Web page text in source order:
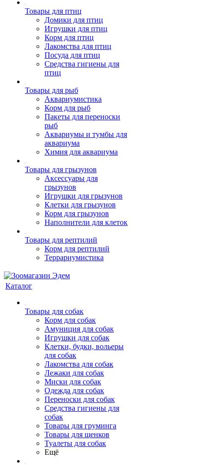
Товары для птиц
Домики для птиц
Игрушки для птиц
Корм для птиц
Лакомства для птиц
Посуда для птиц
Средства гигиены для
птиц
Товары для рыб
Аквариумистика
Корм для рыб
Пакеты для переноски
рыб
Аквариумы и тумбы для
аквариума
Химия для аквариума
Товары для грызунов
Аксессуары для
грызунов
Игрушки для грызунов
Клетки для грызунов
Корм для грызунов
Наполнители для клеток
Товары для рептилий
Корм для рептилий
Террариумистика
Каталог
Товары для собак
Корм для собак
Амуниция для собак
Игрушки для собак
Клетки, будки, вольеры
для собак
Лакомства для собак
Лежаки для собак
Миски для собак
Одежда для собак
Переноски для собак
Средства гигиены для
собак
Товары для груминга
Товары для щенков
Туалеты для собак
Ещё